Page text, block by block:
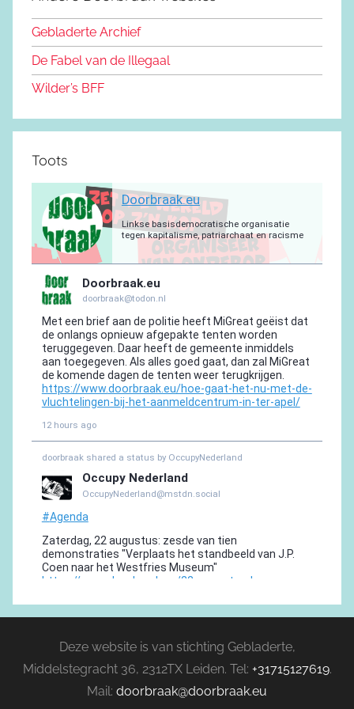
n
b
o
o
Gebladerte Archief
De Fabel van de Illegaal
Wilder’s BFF
Toots
Deze website is van stichting Gebladerte,
Middelstegracht 36, 2312TX Leiden. Tel: +31715127619.
Mail: doorbraak@doorbraak.eu